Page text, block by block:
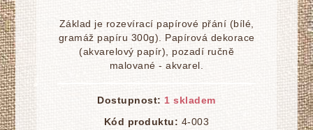
Základ je rozevírací papírové přání (bílé,
gramáž papíru 300g). Papírová dekorace
(akvarelový papír), pozadí ručnĕ
malované - akvarel.
Dostupnost: 1 skladem
Kód produktu: 4-003